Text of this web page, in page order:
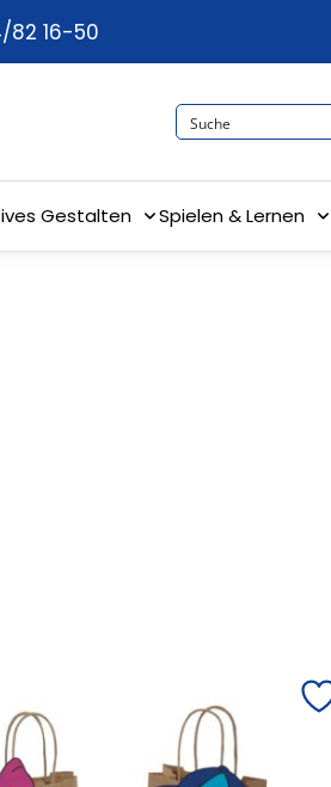
82 16-50
Gestalten Spielen & Lernen